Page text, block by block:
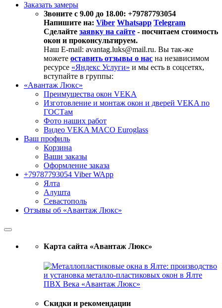
Заказать замеры
Звоните с 9.00 до 18.00: +79787793054
Напишите на: Viber Whatsapp Telegram
Сделайте заявку на сайте - посчитаем стоимость
окон и проконсультируем.
Наш E-mail: avantag.luks@mail.ru. Вы так-же
можете оставить отзывы о нас на независимом
ресурсе «Яндекс Услуги» и мы есть в соцсетях,
вступайте в группы:
«Авантаж Люкс»
Преимущества окон VEKA
Изготовление и монтаж окон и дверей VEKA по
ГОСТам
Фото наших работ
Видео VEKA MACO Euroglass
Ваш профиль
Корзина
Ваши заказы
Оформление заказа
+79787793054 Viber WApp
Ялта
Алушта
Севастополь
Отзывы об «Авантаж Люкс»
Карта сайта «Авантаж Люкс»
Скидки и рекомендации